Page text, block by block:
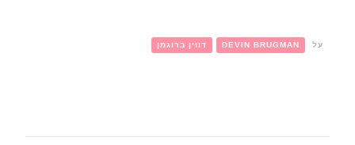
על DEVIN BRUGMAN דווין ברוגמן